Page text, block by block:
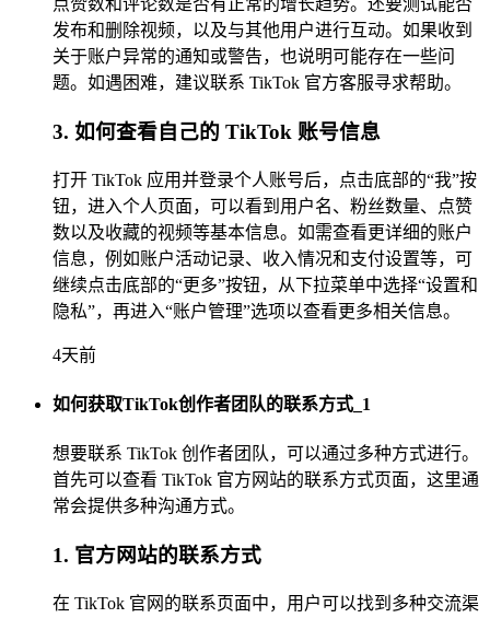
点赞数和评论数是否有正常的增长趋势。还要测试能否
发布和删除视频，以及与其他用户进行互动。如果收到
关于账户异常的通知或警告，也说明可能存在一些问
题。如遇困难，建议联系 TikTok 官方客服寻求帮助。
3. 如何查看自己的 TikTok 账号信息
打开 TikTok 应用并登录个人账号后，点击底部的“我”按
钮，进入个人页面，可以看到用户名、粉丝数量、点赞
数以及收藏的视频等基本信息。如需查看更详细的账户
信息，例如账户活动记录、收入情况和支付设置等，可
继续点击底部的“更多”按钮，从下拉菜单中选择“设置和
隐私”，再进入“账户管理”选项以查看更多相关信息。
4天前
如何获取TikTok创作者团队的联系方式_1
想要联系 TikTok 创作者团队，可以通过多种方式进行。
首先可以查看 TikTok 官方网站的联系方式页面，这里通
常会提供多种沟通方式。
1. 官方网站的联系方式
在 TikTok 官网的联系页面中，用户可以找到多种交流渠